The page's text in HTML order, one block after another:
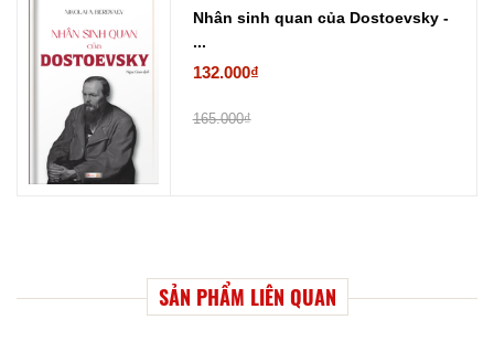
Nhân sinh quan của Dostoevsky -
...
132.000₫
165.000₫
SẢN PHẨM LIÊN QUAN